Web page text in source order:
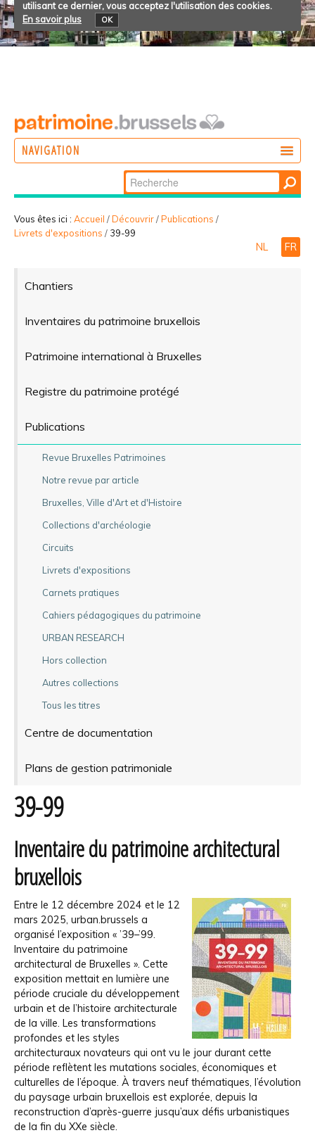
utilisant ce dernier, vous acceptez l'utilisation des cookies.
En savoir plus
OK
NAVIGATION
PARTICIPER
Chercher par
Recherche
avancée…
Vous êtes ici : Accueil /Découvrir/Publications /
Livrets d'expositions / 39-99
NL FR
Chantiers
Inventaires du patrimoine bruxellois
Patrimoine international à Bruxelles
Registre du patrimoine protégé
Publications
Revue Bruxelles Patrimoines
Notre revue par article
Bruxelles, Ville d'Art et d'Histoire
Collections d'archéologie
Circuits
Livrets d'expositions
Carnets pratiques
Cahiers pédagogiques du patrimoine
URBAN RESEARCH
Hors collection
Autres collections
Tous les titres
Centre de documentation
Plans de gestion patrimoniale
39-99
Inventaire du patrimoine architectural
bruxellois
Entre le 12 décembre 2024 et le 12
mars 2025, urban.brussels a
organisé l’exposition « ’39–’99.
Inventaire du patrimoine
architectural de Bruxelles ». Cette
exposition mettait en lumière une
période cruciale du développement
urbain et de l’histoire architecturale
de la ville. Les transformations
profondes et les styles
architecturaux novateurs qui ont vu le jour durant cette
période reflètent les mutations sociales, économiques et
culturelles de l’époque. À travers neuf thématiques, l’évolution
du paysage urbain bruxellois est explorée, depuis la
reconstruction d’après-guerre jusqu’aux défis urbanistiques
de la fin du XXe siècle.